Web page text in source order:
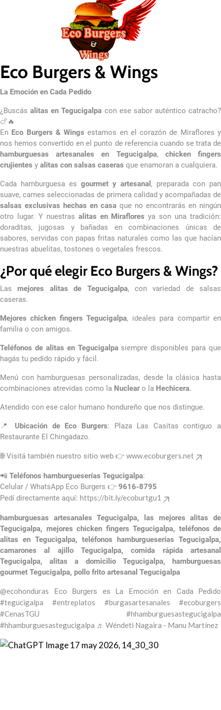
Eco Burgers & Wings
La Emoción en Cada Pedido
¿Buscásalitas en Tegucigalpa con ese sabor auténtico catracho?
🍗🔥
En Eco Burgers & Wings estamos en el corazón de Miraflores y
nos hemos convertido en el punto de referencia cuando se trata de
hamburguesas artesanales en Tegucigalpa, chicken fingers
crujientes y alitas con salsas caseras que enamoran a cualquiera.
Cada hamburguesa es gourmet y artesanal , preparada con pan
suave, carnes seleccionadas de primera calidad y acompañadas de
salsas exclusivas hechas en casa que no encontrarás en ningún
otro lugar. Y nuestras alitas en Miraflores ya son una tradición:
doraditas, jugosas y bañadas en combinaciones únicas de
sabores, servidas con papas fritas naturales como las que hacían
nuestras abuelitas, tostones o vegetales frescos.
¿Por qué elegir Eco Burgers & Wings?
Las mejores alitas de Tegucigalpa, con variedad de salsas
caseras.
Mejores chicken fingers Tegucigalpa, ideales para compartir en
familia o con amigos.
Teléfonos de alitas en Tegucigalpasiempre disponibles para que
hagás tu pedido rápido y fácil.
Menú con hamburguesas personalizadas, desde la clásica hasta
combinaciones atrevidas como la Nuclearo la Hechicera.
Atendido con ese calor humano hondureño que nos distingue.
📍 Ubicación de Eco Burgers: Plaza Las Casitas contiguo a
Restaurante El Chingadazo.
🌐 Visitá también nuestro sitio web 👉 www.ecoburgers.net
📲 Teléfonos hamburgueserías Tegucigalpa:
Celular / WhatsApp Eco Burgers 👉 9616-8795
Pedí directamente aquí: https://bit.ly/ecoburtgu1
hamburguesas artesanales Tegucigalpa,
las mejores alitas de
Tegucigalpa, mejores chicken fingers Tegucigalpa, teléfonos de
alitas en Tegucigalpa, teléfonos hamburgueserías Tegucigalpa,
camarones al ajillo Tegucigalpa,comida rápida artesanal
Tegucigalpa,alitas a domicilio Tegucigalpa,hamburguesas
gourmet Tegucigalpa, pollo frito artesanal Tegucigalpa
@ecohonduras Eco Burgers es La Emoción en Cada Pedido
#tegucigalpa
#entreplatos #burgasartesanales
#ecoburgers
#CenasTGU
#hhamburguesastegucigalpa
#hhamburguesastegucigalpa ♬ Wéndeti Nagaira - Manu Martínez